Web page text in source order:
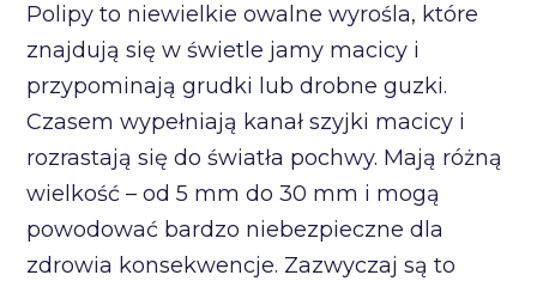
Polipy to niewielkie owalne wyrośla, które
znajdują się w świetle jamy macicy i
przypominają grudki lub drobne guzki.
Czasem wypełniają kanał szyjki macicy i
rozrastają się do światła pochwy. Mają różną
wielkość – od 5 mm do 30 mm i mogą
powodować bardzo niebezpieczne dla
zdrowia konsekwencje. Zazwyczaj są to